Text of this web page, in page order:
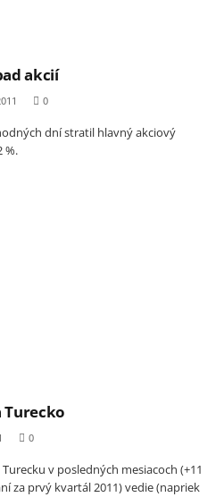
akcií
0
dní stratil hlavný akciový
%.
Turecko
0
v posledných mesiacoch (+11
za prvý kvartál 2011) vedie (napriek